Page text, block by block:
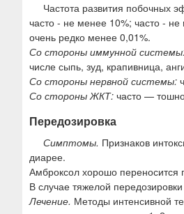
Частота развития побочных
часто - не менее 10%; часто -
очень редко менее 0,01%.
Со стороны иммунной
числе сыпь, зуд, крапивница,
Со стороны нервной системы:
Со стороны ЖКТ: часто —
Передозировка
Симптомы. Признаков
диарее.
Амброксол хорошо переносится
В случае тяжелой
Лечение. Методы интенсивной